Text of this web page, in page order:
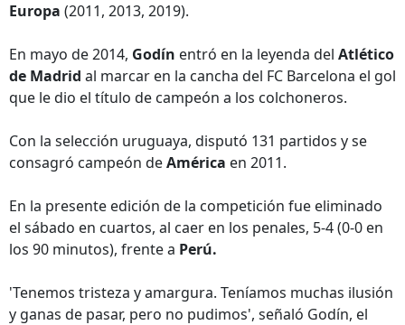
Europa (2011, 2013, 2019).
En mayo de 2014, Godín entró en la leyenda del Atlético
de Madrid al marcar en la cancha del FC Barcelona el gol
que le dio el título de campeón a los colchoneros.
Con la selección uruguaya, disputó 131 partidos y se
consagró campeón deAmérica en 2011.
En la presente edición de la competición fue eliminado
el sábado en cuartos, al caer en los penales, 5-4 (0-0 en
los 90 minutos), frente a Perú.
'Tenemos tristeza y amargura. Teníamos muchas ilusión
y ganas de pasar, pero no pudimos', señaló Godín, el